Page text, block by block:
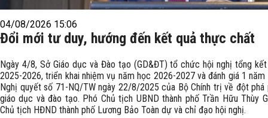
04/08/2026 15:06
Đổi mới tư duy, hướng đến kết quả thực chất
Ngày 4/8, Sở Giáo dục và Đào tạo (GD&ĐT) tổ chức hội nghị tổng
2025-2026, triển khai nhiệm vụ năm học 2026-2027 và đánh giá 1
Nghị quyết số 71-NQ/TW ngày 22/8/2025 của Bộ Chính trị về đột phá
giáo dục và đào tạo. Phó Chủ tịch UBND thành phố Trần Hữu Thùy
Chủ tịch HĐND thành phố Lương Bảo Toàn dự và chỉ đạo hội nghị.